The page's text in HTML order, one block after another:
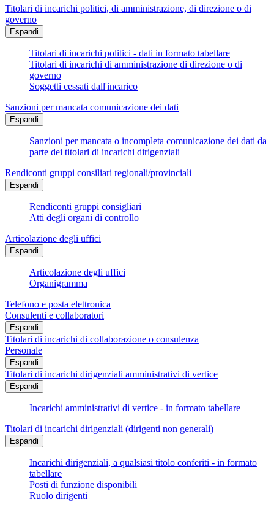
Titolari di incarichi politici, di amministrazione, di direzione o di
governo
Espandi
Titolari di incarichi politici - dati in formato tabellare
Titolari di incarichi di amministrazione di direzione o di
governo
Soggetti cessati dall'incarico
Sanzioni per mancata comunicazione dei dati
Espandi
Sanzioni per mancata o incompleta comunicazione dei dati da
parte dei titolari di incarichi dirigenziali
Rendiconti gruppi consiliari regionali/provinciali
Espandi
Rendiconti gruppi consigliari
Atti degli organi di controllo
Articolazione degli uffici
Espandi
Articolazione degli uffici
Organigramma
Telefono e posta elettronica
Consulenti e collaboratori
Espandi
Titolari di incarichi di collaborazione o consulenza
Personale
Espandi
Titolari di incarichi dirigenziali amministrativi di vertice
Espandi
Incarichi amministrativi di vertice - in formato tabellare
Titolari di incarichi dirigenziali (dirigenti non generali)
Espandi
Incarichi dirigenziali, a qualsiasi titolo conferiti - in formato
tabellare
Posti di funzione disponibili
Ruolo dirigenti